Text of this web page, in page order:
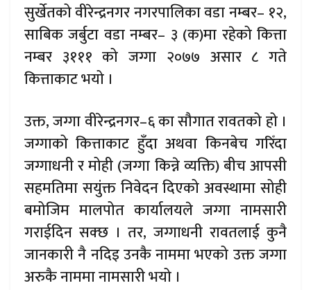
सुर्खेतको वीरेन्द्रनगर नगरपालिका वडा नम्बर– १२,
साबिक जर्बुटा वडा नम्बर– ३ (क)मा रहेको कित्ता
नम्बर ३१११ को जग्गा २०७७ असार ८ गते
कित्ताकाट भयो ।
उक्त, जग्गा वीरेन्द्रनगर–६ का सौगात रावतको हो ।
जग्गाको कित्ताकाट हुँदा अथवा किनबेच गरिँदा
जग्गाधनी र मोही (जग्गा किन्ने व्यक्ति) बीच आपसी
सहमतिमा सयुंक्त निवेदन दिएको अवस्थामा सोही
बमोजिम मालपोत कार्यालयले जग्गा नामसारी
गराईदिन सक्छ । तर, जग्गाधनी रावतलाई कुनै
जानकारी नै नदिइ उनकै नाममा भएको उक्त जग्गा
अरुकै नाममा नामसारी भयो ।